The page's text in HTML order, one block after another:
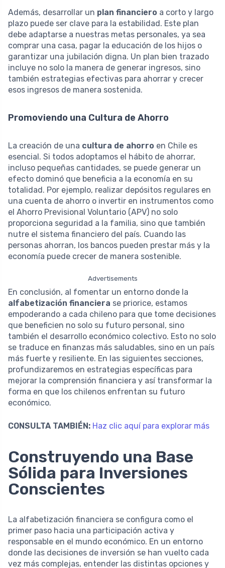
Además, desarrollar un plan financiero a corto y largo
plazo puede ser clave para la estabilidad. Este plan
debe adaptarse a nuestras metas personales, ya sea
comprar una casa, pagar la educación de los hijos o
garantizar una jubilación digna. Un plan bien trazado
incluye no solo la manera de generar ingresos, sino
también estrategias efectivas para ahorrar y crecer
esos ingresos de manera sostenida.
Promoviendo una Cultura de Ahorro
La creación de una cultura de ahorro en Chile es
esencial. Si todos adoptamos el hábito de ahorrar,
incluso pequeñas cantidades, se puede generar un
efecto dominó que beneficia a la economía en su
totalidad. Por ejemplo, realizar depósitos regulares en
una cuenta de ahorro o invertir en instrumentos como
el Ahorro Previsional Voluntario (APV) no solo
proporciona seguridad a la familia, sino que también
nutre el sistema financiero del país. Cuando las
personas ahorran, los bancos pueden prestar más y la
economía puede crecer de manera sostenible.
Advertisements
En conclusión, al fomentar un entorno donde la
alfabetización financiera se priorice, estamos
empoderando a cada chileno para que tome decisiones
que beneficien no solo su futuro personal, sino
también el desarrollo económico colectivo. Esto no solo
se traduce en finanzas más saludables, sino en un país
más fuerte y resiliente. En las siguientes secciones,
profundizaremos en estrategias específicas para
mejorar la comprensión financiera y así transformar la
forma en que los chilenos enfrentan su futuro
económico.
CONSULTA TAMBIÉN: Haz clic aquí para explorar más
Construyendo una Base
Sólida para Inversiones
Conscientes
La alfabetización financiera se configura como el
primer paso hacia una participación activa y
responsable en el mundo económico. En un entorno
donde las decisiones de inversión se han vuelto cada
vez más complejas, entender las distintas opciones y